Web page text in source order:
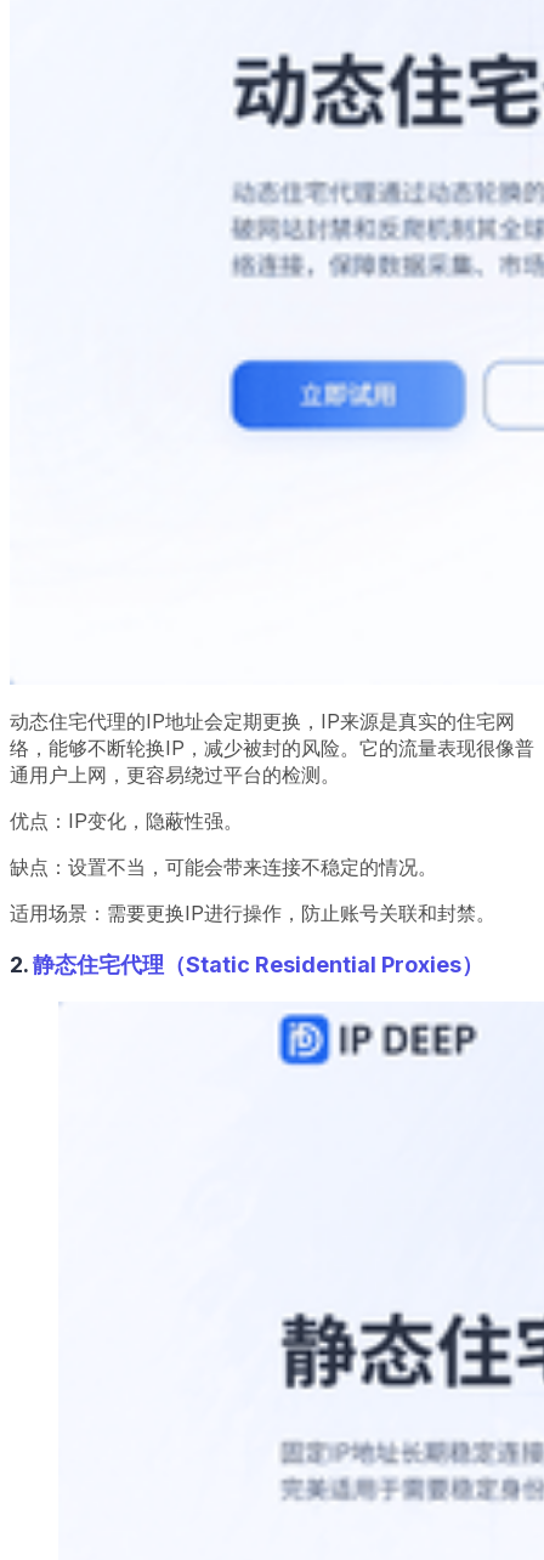
动态住宅代理的IP地址会定期更换，IP来源是真实的住宅网
络，能够不断轮换IP，减少被封的风险。它的流量表现很像普
通用户上网，更容易绕过平台的检测。
优点：IP变化，隐蔽性强。
缺点：设置不当，可能会带来连接不稳定的情况。
适用场景：需要更换IP进行操作，防止账号关联和封禁。
2.静态住宅代理（Static Residential Proxies）